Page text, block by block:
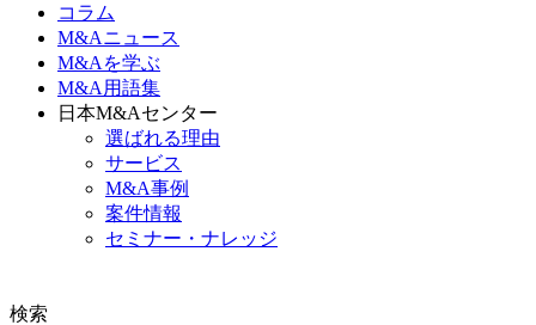
コラム
M&Aニュース
M&Aを学ぶ
M&A用語集
日本M&Aセンター
選ばれる理由
サービス
M&A事例
案件情報
セミナー・ナレッジ
検索